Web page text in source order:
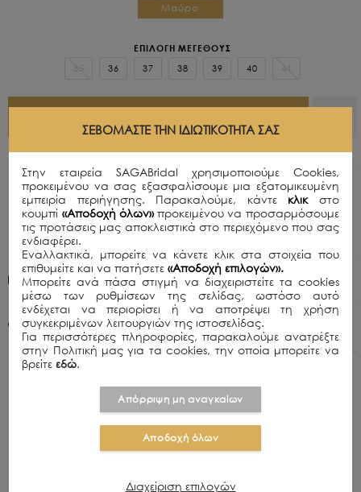
Μαύρο
ΕΠΙΛΟΓΗ ΜΕΓΕΘΟΥΣ
35
36 37 38 39 40 41
Περιγραφή
Γόβες σε μαύρο ασημί χρώμα.
Ύψος Τακουνιού (cm): 10
Πολιτική Αποστολών
+30 210 8015979
ΣΧΕΤΙΚΑ ΠΡΟΪΟΝΤΑ
ΣΕΒΌΜΑΣΤΕ ΤΗΝ ΙΔΙΩΤΙΚΌΤΗΤΆ ΣΑΣ
Στην εταιρεία SAGABridal χρησιμοποιούμε Cookies,
προκειμένου να σας εξασφαλίσουμε μια εξατομικευμένη
εμπειρία περιήγησης. Παρακαλούμε, κάντε κλικ στο
κουμπί «Αποδοχή όλων»προκειμένου να προσαρμόσουμε
τις προτάσεις μας αποκλειστικά στο περιεχόμενο που σας
ενδιαφέρει.
Εναλλακτικά, μπορείτε να κάνετε κλικ στα στοιχεία που
επιθυμείτε και να πατήσετε«Αποδοχή επιλογών».
Μπορείτε ανά πάσα στιγμή να διαχειριστείτε τα cookies
μέσω των ρυθμίσεων της σελίδας, ωστόσο αυτό
ενδέχεται να περιορίσει ή να αποτρέψει τη χρήση
συγκεκριμένων λειτουργιών της ιστοσελίδας.
Για περισσότερες πληροφορίες, παρακαλούμε ανατρέξτε
στην Πολιτική μας για τα cookies, την οποία μπορείτε να
βρείτεεδώ.
Απόρριψη μη αναγκαίων
Αποδοχή όλων
Διαχείριση επιλογών